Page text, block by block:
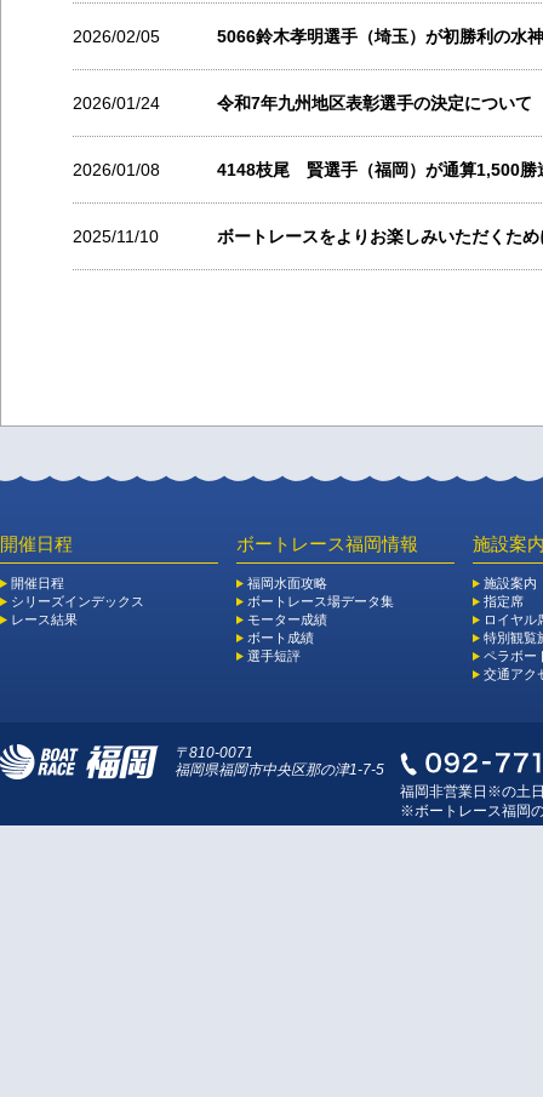
2026/02/05 5066鈴木孝明選手（埼玉）が初勝利の水
2026/01/24 令和7年九州地区表彰選手の決定について
2026/01/08 4148枝尾 賢選手（福岡）が通算1,500勝
2025/11/10 ボートレースをよりお楽しみいただくた
開催日程
開催日程
シリーズインデックス
レース結果
ボートレース福岡情報
福岡水面攻略
ボートレース場データ集
モーター成績
ボート成績
選手短評
施設案
施設案内
指定席
ロイヤル
特別観覧
ペラボー
交通アク
〒810-0071
福岡県福岡市中央区那の津1-7-5
福岡非営業日※の土
※ボートレース福岡